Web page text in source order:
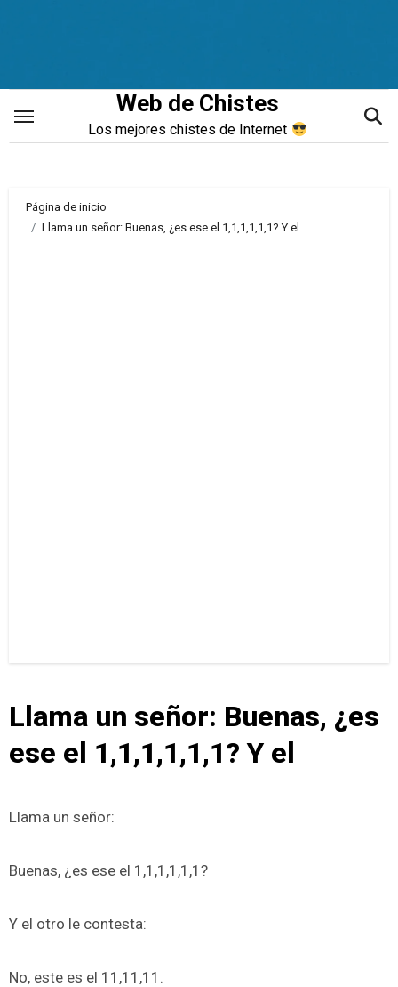
Web de Chistes
Los mejores chistes de Internet
Página de inicio
Llama un señor: Buenas, ¿es ese el 1,1,1,1,1,1? Y el
Llama un señor: Buenas, ¿es
ese el 1,1,1,1,1,1? Y el
Llama un señor:
Buenas, ¿es ese el 1,1,1,1,1,1?
Y el otro le contesta:
No, este es el 11,11,11.